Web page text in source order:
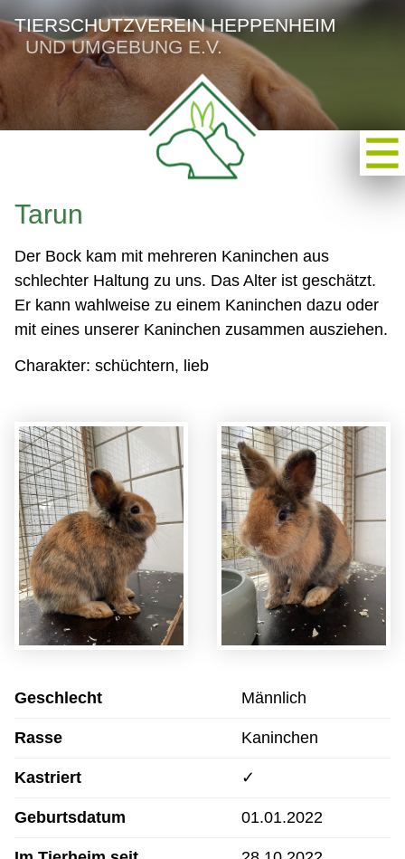
TIERSCHUTZVEREIN HEPPENHEIM
UND UMGEBUNG E.V.
Tarun
Der Bock kam mit mehreren Kaninchen aus
schlechter Haltung zu uns. Das Alter ist geschätzt.
Er kann wahlweise zu einem Kaninchen dazu oder
mit eines unserer Kaninchen zusammen ausziehen.
Charakter: schüchtern, lieb
Geschlecht Männlich
Rasse Kaninchen
Kastriert ✓
Geburtsdatum 01.01.2022